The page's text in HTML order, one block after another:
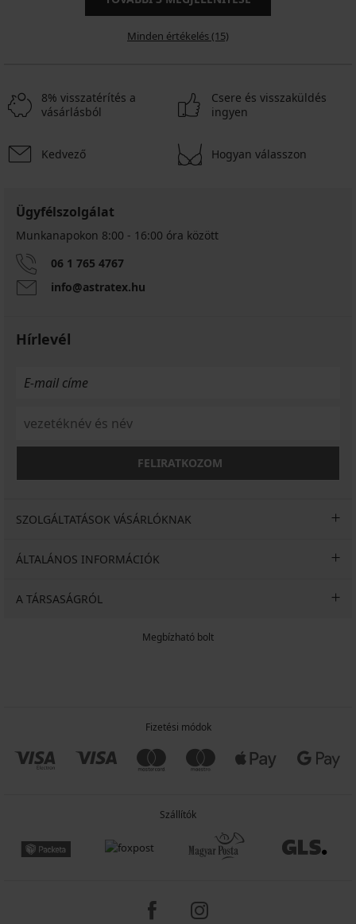
Minden értékelés (15)
8% visszatérítés a
vásárlásból
Csere és visszaküldés
ingyen
Kedvező Hogyan válasszon
Ügyfélszolgálat
Munkanapokon 8:00 - 16:00 óra között
06 1 765 4767
info@astratex.hu
Hírlevél
FELIRATKOZOM
SZOLGÁLTATÁSOK VÁSÁRLÓKNAK
ÁLTALÁNOS INFORMÁCIÓK
A TÁRSASÁGRÓL
Megbízható bolt
Fizetési módok
Szállítók